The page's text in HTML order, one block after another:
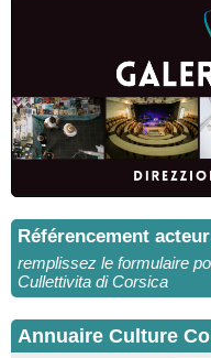
Référencement
remplissez le formulaire
Cullettivita di Corsica
Annuaire Culture